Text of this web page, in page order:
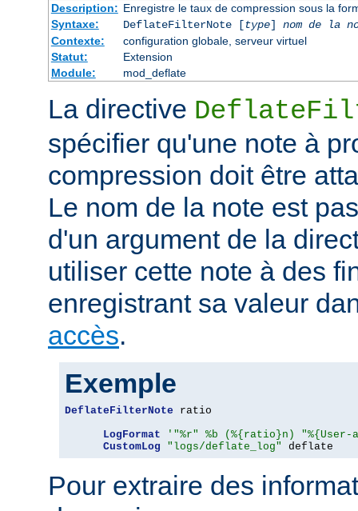
Description: Enregistre le taux de compression sous la
Syntaxe:
DeflateFilterNote [type] nom de la
Contexte:
configuration globale, serveur virtuel
Statut:
Extension
Module:
mod_deflate
La directive
spécifier qu'une note à
compression doit être
Le nom de la note est
d'un argument de la
utiliser cette note à des
enregistrant sa valeur
accès.
Exemple
DeflateFilterNote ratio
LogFormat
'"%r" %b (%{ratio}n)
CustomLog
"logs/deflate_log" deflate
Pour extraire des